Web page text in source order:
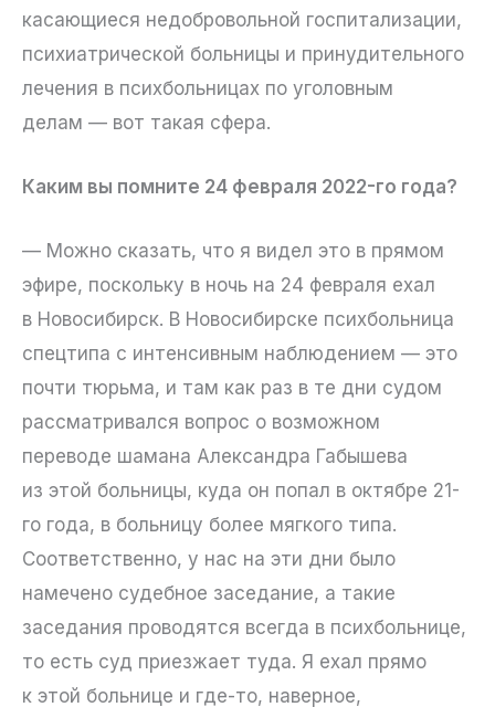
касающиеся недобровольной госпитализации,
психиатрической больницы и принудительного
лечения в психбольницах по уголовным
делам — вот такая сфера.
Каким вы помните 24 февраля 2022-го года?
— Можно сказать, что я видел это в прямом
эфире, поскольку в ночь на 24 февраля ехал
в Новосибирск. В Новосибирске психбольница
спецтипа с интенсивным наблюдением — это
почти тюрьма, и там как раз в те дни судом
рассматривался вопрос о возможном
переводе шамана Александра Габышева
из этой больницы, куда он попал в октябре 21-
го года, в больницу более мягкого типа.
Соответственно, у нас на эти дни было
намечено судебное заседание, а такие
заседания проводятся всегда в психбольнице,
то есть суд приезжает туда. Я ехал прямо
к этой больнице и где-то, наверное,